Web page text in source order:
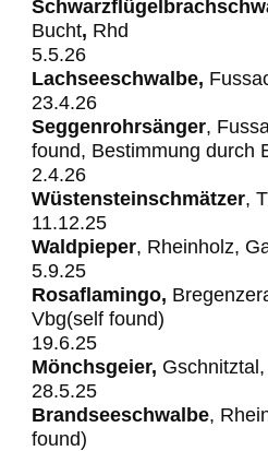
Bucht, Rhd
5.5.26
Lachseeschwalbe,
23.4.26
Seggenrohrsänger,
found, Bestimmung durch
2.4.26
Wüstensteinschmätzer,
11.12.25
Waldpieper, Rheinholz,
5.9.25
Rosaflamingo,
Vbg(self found)
19.6.25
Mönchsgeier, Gschnitztal,
28.5.25
Brandseeschwalbe,
found)